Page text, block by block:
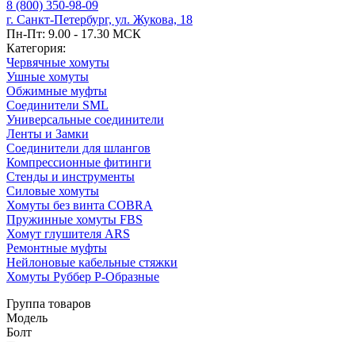
8 (800) 350-98-09
г. Санкт-Петербург, ул. Жукова, 18
Пн-Пт: 9.00 - 17.30 МСК
Категория:
Червячные хомуты
Ушные хомуты
Обжимные муфты
Соединители SML
Универсальные соединители
Ленты и Замки
Соединители для шлангов
Компрессионные фитинги
Стенды и инструменты
Силовые хомуты
Хомуты без винта COBRA
Пружинные хомуты FBS
Хомут глушителя ARS
Ремонтные муфты
Нейлоновые кабельные стяжки
Хомуты Руббер Р-Образные
Группа товаров
Модель
Болт